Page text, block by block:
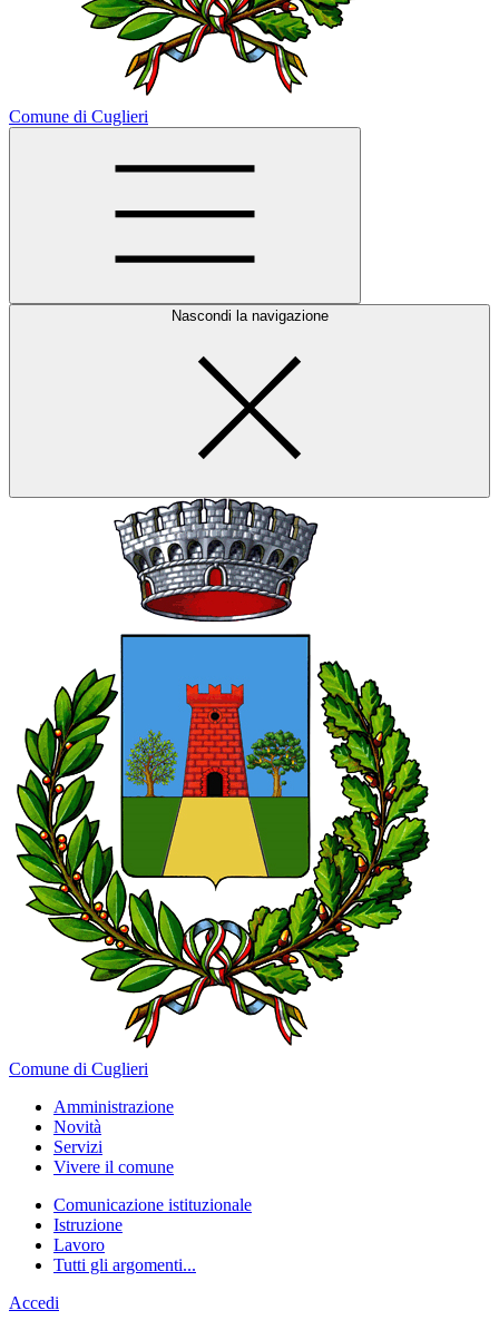
Comune di Cuglieri
Nascondi la navigazione
Comune di Cuglieri
Amministrazione
Novità
Servizi
Vivere il comune
Comunicazione istituzionale
Istruzione
Lavoro
Tutti gli argomenti...
Accedi